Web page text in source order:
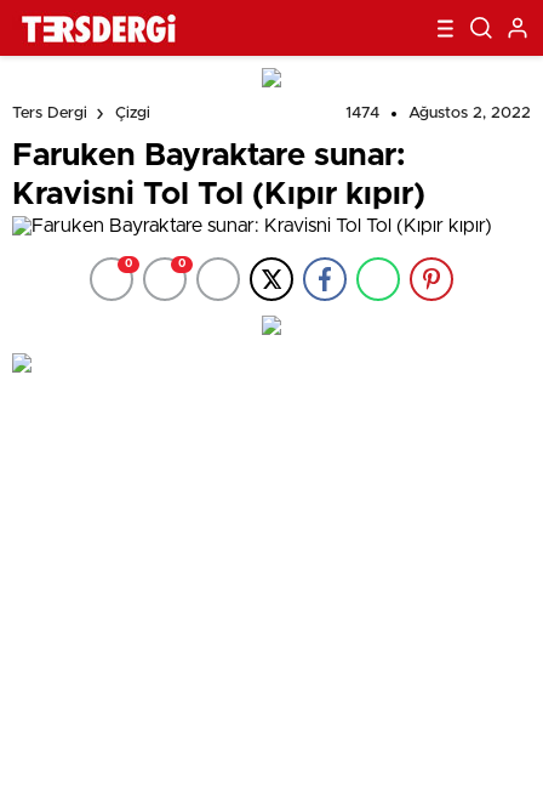
Ters Dergi Çizgi 1474 Ağustos 2, 2022
Faruken Bayraktare sunar:
Kravisni Tol Tol (Kıpır kıpır)
0 0